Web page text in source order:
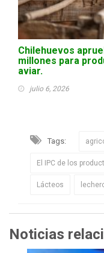
Chilehuevos
millones para
aviar.
julio 6, 2026
Tags:
El IPC de los
Lácteos
Noticias